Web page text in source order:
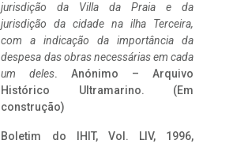
jurisdição da Villa da Praia e da
jurisdição da cidade na ilha Terceira,
com a indicação da importância da
despesa das obras necessárias em cada
um deles. Anónimo – Arquivo
Histórico Ultramarino. (Em
construção)
Boletim do IHIT, Vol. LIV, 1996,